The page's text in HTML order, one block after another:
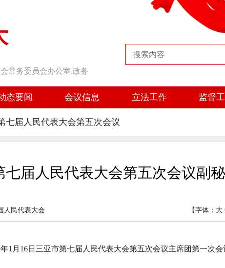
常务委员会办公室.政务
态要闻 会议信息 立法工作 监督
七届人民代表大会第五次会议
七届人民代表大会第五次会议副
【字体： 大
人民代表大会
年1月16日三亚市第七届人民代表大会第五次会议主席团第一次会